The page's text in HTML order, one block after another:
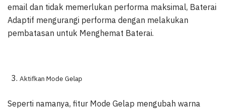
email dan tidak memerlukan performa maksimal, Baterai
Adaptif mengurangi performa dengan melakukan
pembatasan untuk Menghemat Baterai.
Aktifkan Mode Gelap
Seperti namanya, fitur Mode Gelap mengubah warna